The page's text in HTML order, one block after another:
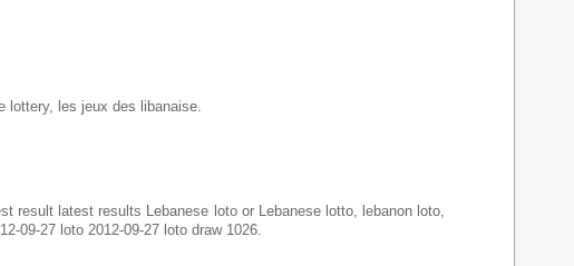
lottery, les jeux des libanaise.
result latest results Lebanese loto or Lebanese lotto, lebanon loto,
09-27 loto 2012-09-27 loto draw 1026.